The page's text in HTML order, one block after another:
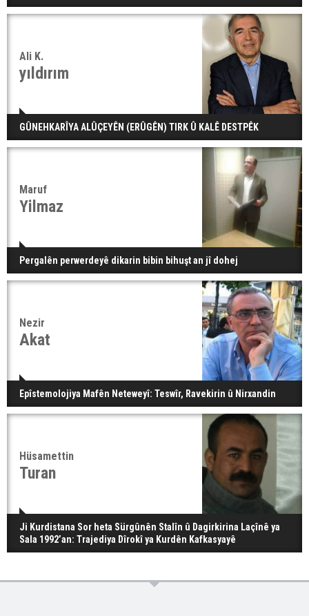
Ali K.
yıldırım
GÛNEHKARÎYA ALÛÇEYÊN (ERÛGÊN) TIRK Û KALÊ DESTPÊK
Maruf
Yilmaz
Pergalên perwerdeyê dikarin bibin bihuşt an jî dohej
Nezir
Akat
Epîstemolojiya Mafên Neteweyî: Teswîr, Ravekirin û Nirxandin
Hüsamettin
Turan
Ji Kurdistana Sor heta Sürgûnên Stalîn û Dagirkirina Laçînê ya
Sala 1992’an: Trajediya Dîrokî ya Kurdên Kafkasyayê